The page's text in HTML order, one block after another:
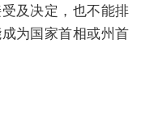
及决定，也不能排
为国家首相或州首